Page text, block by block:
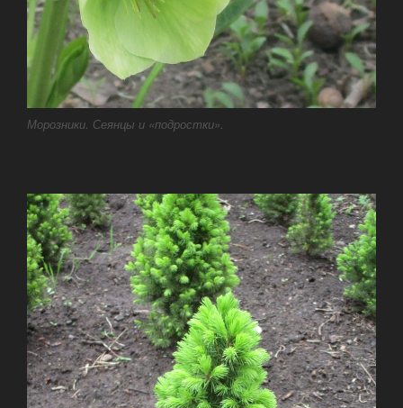
Морозники. Сеянцы и «подростки».